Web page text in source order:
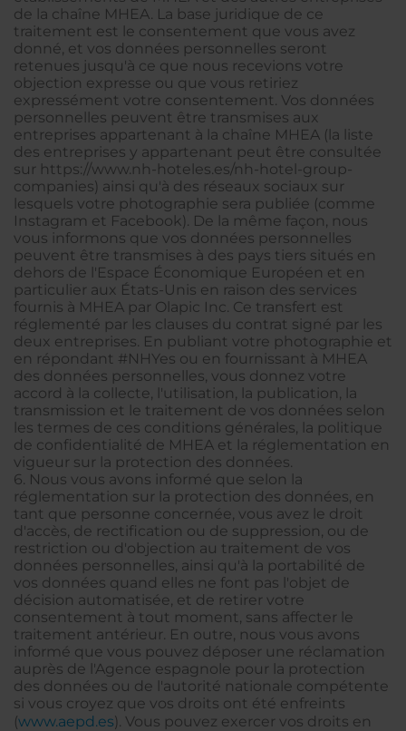
de la chaîne MHEA. La base juridique de ce
traitement est le consentement que vous avez
donné, et vos données personnelles seront
retenues jusqu'à ce que nous recevions votre
objection expresse ou que vous retiriez
expressément votre consentement. Vos données
personnelles peuvent être transmises aux
entreprises appartenant à la chaîne MHEA (la liste
des entreprises y appartenant peut être consultée
sur https://www.nh-hoteles.es/nh-hotel-group-
companies) ainsi qu'à des réseaux sociaux sur
lesquels votre photographie sera publiée (comme
Instagram et Facebook). De la même façon, nous
vous informons que vos données personnelles
peuvent être transmises à des pays tiers situés en
dehors de l'Espace Économique Européen et en
particulier aux États-Unis en raison des services
fournis à MHEA par Olapic Inc. Ce transfert est
réglementé par les clauses du contrat signé par les
deux entreprises. En publiant votre photographie et
en répondant #NHYes ou en fournissant à MHEA
des données personnelles, vous donnez votre
accord à la collecte, l'utilisation, la publication, la
transmission et le traitement de vos données selon
les termes de ces conditions générales, la politique
de confidentialité de MHEA et la réglementation en
vigueur sur la protection des données.
6. Nous vous avons informé que selon la
réglementation sur la protection des données, en
tant que personne concernée, vous avez le droit
d'accès, de rectification ou de suppression, ou de
restriction ou d'objection au traitement de vos
données personnelles, ainsi qu'à la portabilité de
vos données quand elles ne font pas l'objet de
décision automatisée, et de retirer votre
consentement à tout moment, sans affecter le
traitement antérieur. En outre, nous vous avons
informé que vous pouvez déposer une réclamation
auprès de l'Agence espagnole pour la protection
des données ou de l'autorité nationale compétente
si vous croyez que vos droits ont été enfreints
(www.aepd.es). Vous pouvez exercer vos droits en